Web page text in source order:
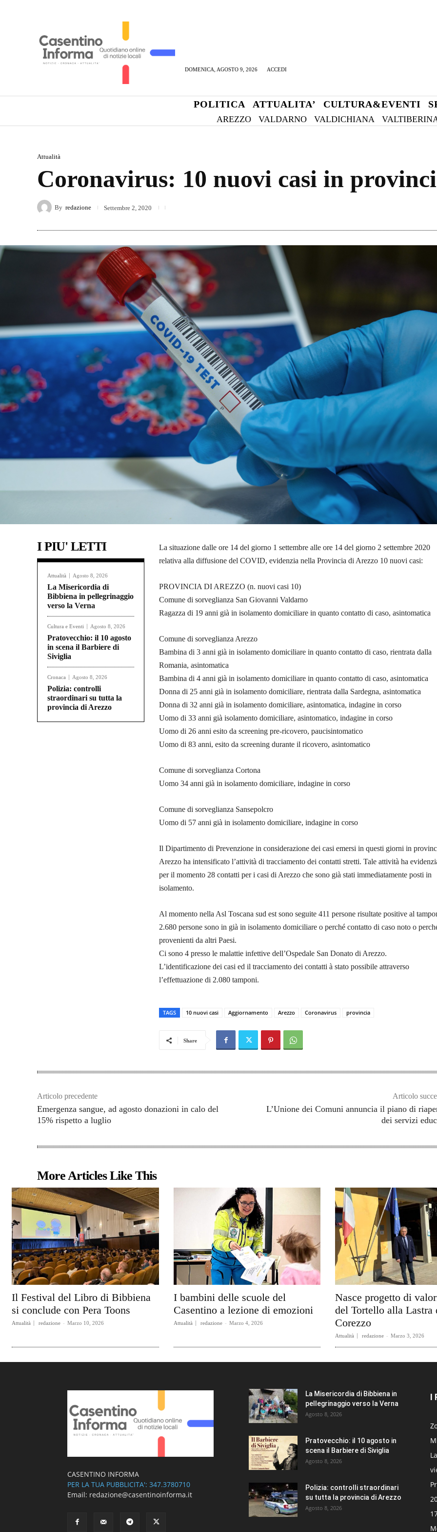
DOMENICA, AGOSTO 9, 2026 ACCEDI
POLITICA ATTUALITA’ CULTURA&EVENTI
AREZZO VALDARNO VALDICHIANA
Attualità
Coronavirus: 10 nuovi casi in
By redazione Settembre 2, 2020
I PIU' LETTI
Attualità Agosto 8, 2026
La Misericordia di
Bibbiena in pellegrinaggio
verso la Verna
Cultura e Eventi Agosto 8, 2026
Pratovecchio: il 10 agosto
in scena il Barbiere di
Siviglia
Cronaca Agosto 8, 2026
Polizia: controlli
straordinari su tutta la
provincia di Arezzo
La situazione dalle ore 14 del giorno 1 settembre alle ore 14 del giorno 2 settembre 2020
relativa alla diffusione del COVID, evidenzia nella Provincia di Arezzo 10 nuovi casi:
PROVINCIA DI AREZZO (n. nuovi casi 10)
Comune di sorveglianza San Giovanni Valdarno
Ragazza di 19 anni già in isolamento domiciliare in quanto contatto di caso, asintomatica
Comune di sorveglianza Arezzo
Bambina di 3 anni già in isolamento domiciliare in quanto contatto di caso, rientrata dalla
Romania, asintomatica
Bambina di 4 anni già in isolamento domiciliare in quanto contatto di caso, asintomatica
Donna di 25 anni già in isolamento domiciliare, rientrata dalla Sardegna, asintomatica
Donna di 32 anni già in isolamento domiciliare, asintomatica, indagine in corso
Uomo di 33 anni già isolamento domiciliare, asintomatico, indagine in corso
Uomo di 26 anni esito da screening pre-ricovero, paucisintomatico
Uomo di 83 anni, esito da screening durante il ricovero, asintomatico
Comune di sorveglianza Cortona
Uomo 34 anni già in isolamento domiciliare, indagine in corso
Comune di sorveglianza Sansepolcro
Uomo di 57 anni già in isolamento domiciliare, indagine in corso
Il Dipartimento di Prevenzione in considerazione dei casi emersi in questi giorni in
Arezzo ha intensificato l’attività di tracciamento dei contatti stretti. Tale attività ha
per il momento 28 contatti per i casi di Arezzo che sono già stati immediatamente posti in
isolamento.
Al momento nella Asl Toscana sud est sono seguite 411 persone risultate positive al
2.680 persone sono in già in isolamento domiciliare o perché contatto di caso noto o
provenienti da altri Paesi.
Ci sono 4 presso le malattie infettive dell’Ospedale San Donato di Arezzo.
L’identificazione dei casi ed il tracciamento dei contatti à stato possibile attraverso
l’effettuazione di 2.080 tamponi.
TAGS 10 nuovi casi Aggiornamento Arezzo Coronavirus provincia
Share
Articolo precedente
Emergenza sangue, ad agosto donazioni in calo del
15% rispetto a luglio
Articolo
L’Unione dei Comuni annuncia il piano di
dei servizi
More Articles Like This
Il Festival del Libro di Bibbiena
si conclude con Pera Toons
Attualità redazione - Marzo 10, 2026
I bambini delle scuole del
Casentino a lezione di emozioni
Attualità redazione - Marzo 4, 2026
Nasce progetto di
del Tortello alla Lastra
Corezzo
Attualità redazione - Marzo 3, 2026
CASENTINO INFORMA
PER LA TUA PUBBLICITA': 347.3780710
Email: redazione@casentinoinforma.it
La Misericordia di Bibbiena in
pellegrinaggio verso la Verna
Agosto 8, 2026
Pratovecchio: il 10 agosto in
scena il Barbiere di Siviglia
Agosto 8, 2026
Polizia: controlli straordinari
su tutta la provincia di Arezzo
Agosto 8, 2026
I